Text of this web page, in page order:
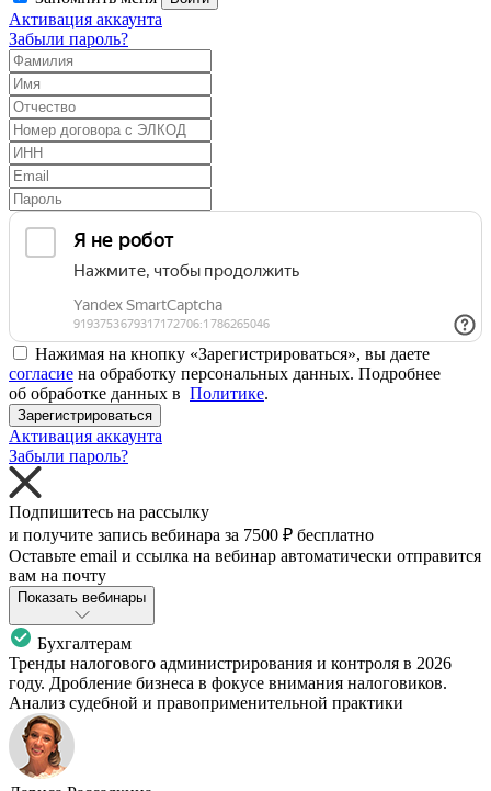
Активация аккаунта
Забыли пароль?
Нажимая на кнопку «Зарегистрироваться», вы даете
согласие на обработку персональных данных. Подробнее
об обработке данных в Политике.
Зарегистрироваться
Активация аккаунта
Забыли пароль?
Подпишитесь на рассылку
и получите запись вебинара за 7500 ₽ бесплатно
Оставьте email и ссылка на вебинар автоматически отправится
вам на почту
Показать вебинары
Бухгалтерам
Тренды налогового администрирования и контроля в 2026
году. Дробление бизнеса в фокусе внимания налоговиков.
Анализ судебной и правоприменительной практики